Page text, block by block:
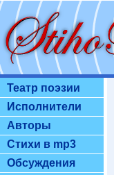
Театр поэзии
Исполнители
Авторы
Стихи в mp3
Обсуждения